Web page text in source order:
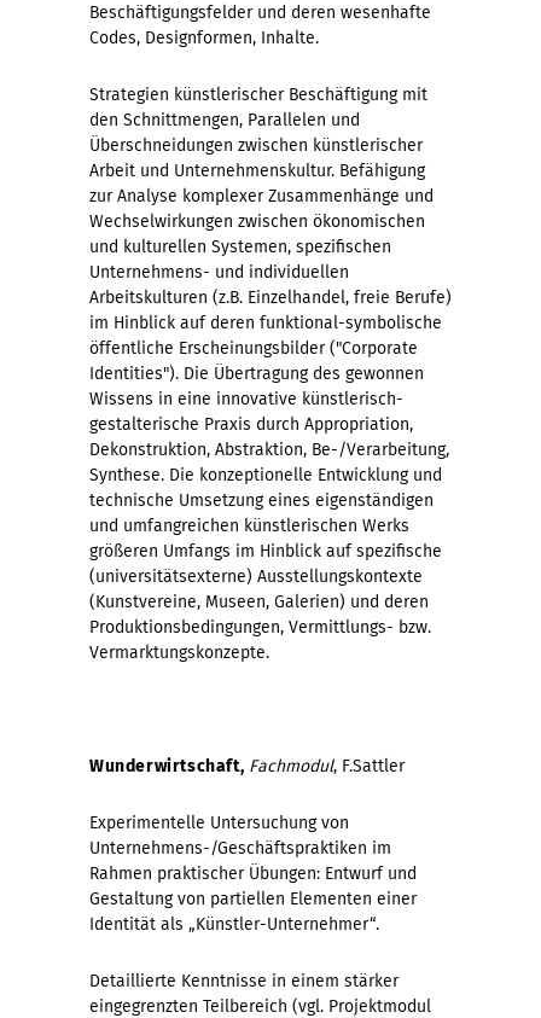
Beschäftigungsfelder und deren wesenhafte
Codes, Designformen, Inhalte.
Strategien künstlerischer Beschäftigung mit
den Schnittmengen, Parallelen und
Überschneidungen zwischen künstlerischer
Arbeit und Unternehmenskultur. Befähigung
zur Analyse komplexer Zusammenhänge und
Wechselwirkungen zwischen ökonomischen
und kulturellen Systemen, spezifischen
Unternehmens- und individuellen
Arbeitskulturen (z.B. Einzelhandel, freie Berufe)
im Hinblick auf deren funktional-symbolische
öffentliche Erscheinungsbilder ("Corporate
Identities"). Die Übertragung des gewonnen
Wissens in eine innovative künstlerisch-
gestalterische Praxis durch Appropriation,
Dekonstruktion, Abstraktion, Be-/Verarbeitung,
Synthese. Die konzeptionelle Entwicklung und
technische Umsetzung eines eigenständigen
und umfangreichen künstlerischen Werks
größeren Umfangs im Hinblick auf spezifische
(universitätsexterne) Ausstellungskontexte
(Kunstvereine, Museen, Galerien) und deren
Produktionsbedingungen, Vermittlungs- bzw.
Vermarktungskonzepte.
Wunderwirtschaft, Fachmodul, F.Sattler
Experimentelle Untersuchung von
Unternehmens-/Geschäftspraktiken im
Rahmen praktischer Übungen: Entwurf und
Gestaltung von partiellen Elementen einer
Identität als „Künstler-Unternehmer“.
Detaillierte Kenntnisse in einem stärker
eingegrenzten Teilbereich (vgl. Projektmodul